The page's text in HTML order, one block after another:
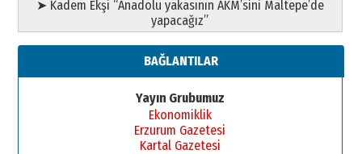
➤ Kadem Ekşi “Anadolu yakasının AKM’sini Maltepe’de
yapacağız”
BAĞLANTILAR
Yayın Grubumuz
Ekonomiklik
Erzurum Gazetesi
Kartal Gazetesi